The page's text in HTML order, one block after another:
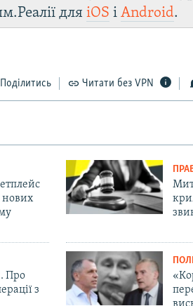
дляiOS іAndroid.
Поділитись Читати без VPN
Про
з